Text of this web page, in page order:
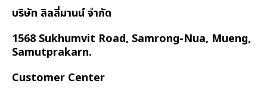
บริษัท ลิลลี่มานน์ จำกัด
1568 Sukhumvit Road, Samrong-Nua, Mueng,
Samutprakarn.
Customer Center